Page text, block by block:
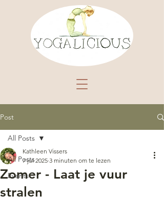
Post
All Posts
Events
All Posts
Zomer - Laat je vuur
stralen
Kathleen Vissers
7 jul 2025 3 minuten om te lezen